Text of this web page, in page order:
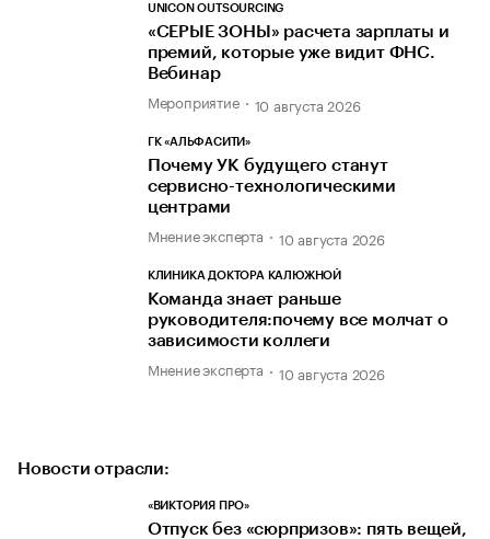
UNICON OUTSOURCING
«СЕРЫЕ ЗОНЫ» расчета зарплаты и
премий, которые уже видит ФНС.
Вебинар
Мероприятие 10 августа 2026
ГК «АЛЬФАСИТИ»
Почему УК будущего станут
сервисно-технологическими
центрами
Мнение эксперта 10 августа 2026
КЛИНИКА ДОКТОРА КАЛЮЖНОЙ
Команда знает раньше
руководителя:почему все молчат о
зависимости коллеги
Мнение эксперта 10 августа 2026
Новости отрасли:
«ВИКТОРИЯ ПРО»
Отпуск без «сюрпризов»: пять вещей,